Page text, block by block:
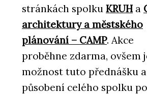
stránkách spolku KRUH a
architektury a městského
plánování – CAMP. Akce
proběhne zdarma, ovšem
možnost tuto přednášku
působení celého spolku